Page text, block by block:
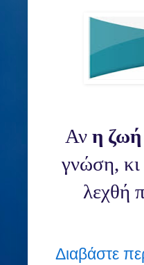
Αν η ζωή
γνώση, κι
λεχθή
Διαβάστε